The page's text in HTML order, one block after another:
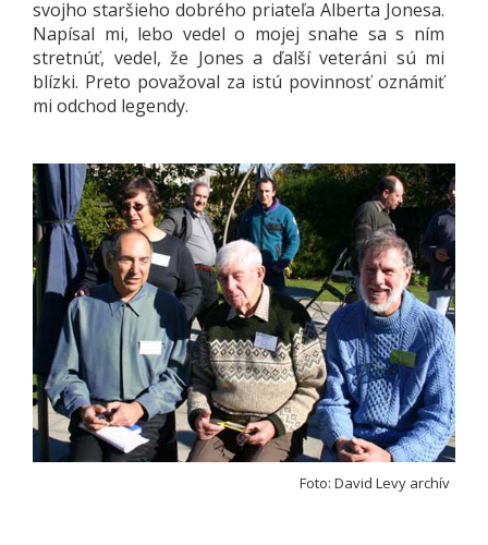
svojho staršieho dobrého priateľa Alberta Jonesa.
Napísal mi, lebo vedel o mojej snahe sa s ním
stretnúť, vedel, že Jones a ďalší veteráni sú mi
blízki. Preto považoval za istú povinnosť oznámiť
mi odchod legendy.
Foto: David Levy archív